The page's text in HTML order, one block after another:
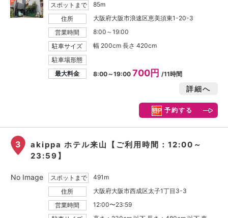
スポットまで
85m
住所
大阪府大阪市浪速区恵美須東1-20-3
営業時間
8:00～19:00
駐車サイズ
幅 200cm 長さ 420cm
駐車場形態
最大料金
8:00～19:00 700円/11時間
詳細へ
予約する
3
akippa ホテル来山【ご利用時間：12:00～
23:59】
スポットまで
491m
住所
大阪府大阪市西成区太子1丁目3-3
営業時間
12:00〜23:59
No Image